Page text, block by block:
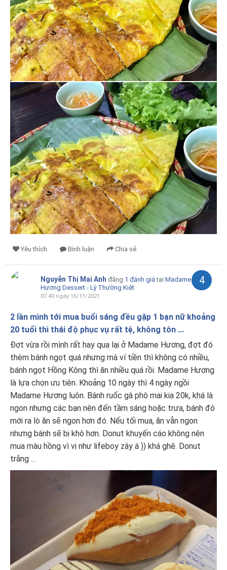
Yêu thích Bình luận Chia sẻ
Nguyễn Thị Mai Anh đăng 1 đánh giá tại Madame
Hương Dessert - Lý Thường Kiệt
07:40 ngày 16/11/2021
4
2 lần mình tới mua buổi sáng đều gặp 1 bạn nữ khoảng
20 tuổi thì thái độ phục vụ rất tệ, không tôn ...
Đợt vừa rồi mình rất hay qua lại ở Madame Hương, đợt đó
thèm bánh ngọt quá nhưng mà ví tiền thì không có nhiều,
bánh ngọt Hồng Kông thì ăn nhiều quá rồi. Madame Hương
là lựa chọn ưu tiên. Khoảng 10 ngày thì 4 ngày ngồi
Madame Hương luôn. Bánh ruốc gà phô mai kia 20k, khá là
ngon nhưng các bạn nên đến tầm sáng hoặc trưa, bánh đó
mới ra lò ăn sẽ ngon hơn đó. Nếu tối mua, ăn vẫn ngon
nhưng bánh sẽ bị khô hơn. Donut khuyến cáo không nên
mua màu hồng vì vị như lifeboy zậy á )) khá ghê. Donut
trắng ...